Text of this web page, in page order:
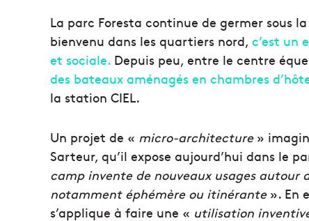
La parc Foresta continue de germer sous
bienvenu dans les quartiers nord, c’est un
et sociale. Depuis peu, entre le centre
des bateaux aménagés en chambres
la station CIEL.
Un projet de « micro-architecture»
Sarteur, qu’il expose aujourd’hui dans le
camp invente de nouveaux usages autour
notamment éphémère ou itinérante». En
s’applique à faire une « utilisation